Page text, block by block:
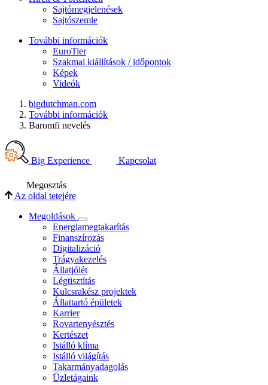
Sajtómegjelenések
Sajtószemle
További információk
EuroTier
Szakmai kiállítások / időpontok
Képek
Videók
bigdutchman.com
További információk
Baromfi nevelés
Big Experience Kapcsolat
Megosztás
Az oldal tetejére
Megoldások
Energiamegtakarítás
Finanszírozás
Digitalizáció
Trágyakezelés
Állatjólét
Légtisztítás
Kulcsrakész projektek
Állattartó épületek
Karrier
Rovartenyésztés
Kertészet
Istálló klíma
Istálló világítás
Takarmányadagolás
Üzletágaink